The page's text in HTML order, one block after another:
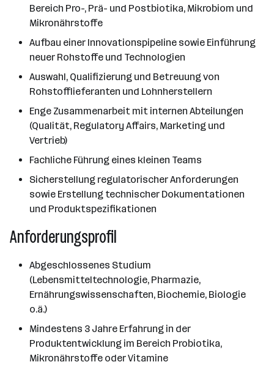
Bereich Pro-, Prä- und Postbiotika, Mikrobiom und
Mikronährstoffe
Aufbau einer Innovationspipeline sowie Einführung
neuer Rohstoffe und Technologien
Auswahl, Qualifizierung und Betreuung von
Rohstofflieferanten und Lohnherstellern
Enge Zusammenarbeit mit internen Abteilungen
(Qualität, Regulatory Affairs, Marketing und
Vertrieb)
Fachliche Führung eines kleinen Teams
Sicherstellung regulatorischer Anforderungen
sowie Erstellung technischer Dokumentationen
und Produktspezifikationen
Anforderungsprofil
Abgeschlossenes Studium
(Lebensmitteltechnologie, Pharmazie,
Ernährungswissenschaften, Biochemie, Biologie
o.ä.)
Mindestens 3 Jahre Erfahrung in der
Produktentwicklung im Bereich Probiotika,
Mikronährstoffe oder Vitamine